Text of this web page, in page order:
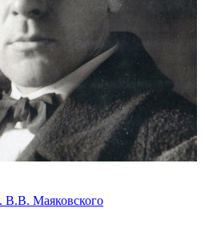
В.В. Маяковского